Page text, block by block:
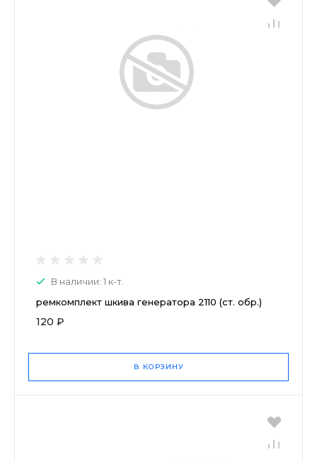
В наличии: 1 к-т.
ремкомплект шкива генератора 2110 (ст. обр.)
120 ₽
В КОРЗИНУ